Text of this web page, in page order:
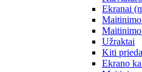
Ekranai
Užraktai
Kiti
Ekrano